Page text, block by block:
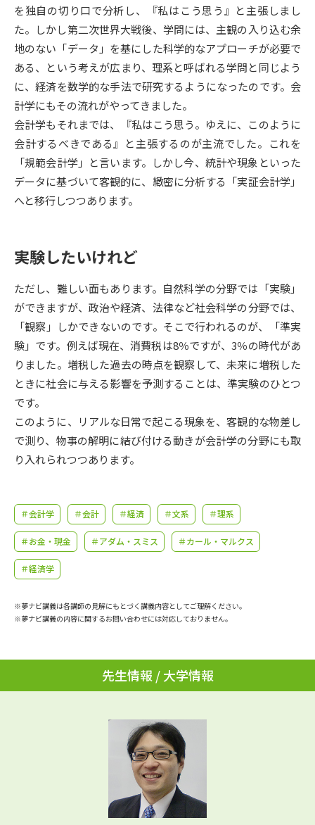
SELFBRAND特集ページ
オープンキャンパスなどを調べる
オープンキャンパス検索 実施プログラムから探す
来場型・Web型イベント特集 夢ナビライブ
受験準備
志望校・出願校を調べる
併願校選び 受験スケジュールを立てよう
先輩が入学を決めた理由 テレメール全国一斉進学調査
新生活お役立ちガイド
学問発見 学問検索
学問のミニ講義「夢ナビ講義」 学問分野解説
学問の教科書 夢ナビライブ
資料の料金の
受付内容・発送状況の確認
テレメール進学カタログ
訂正のご案内
を独自の切り口で分析し、『私はこう思う』と主張しまし
た。しかし第二次世界大戦後、学問には、主観の入り込む余
地のない「データ」を基にした科学的なアプローチが必要で
ある、という考えが広まり、理系と呼ばれる学問と同じよう
に、経済を数学的な手法で研究するようになったのです。会
計学にもその流れがやってきました。
会計学もそれまでは、『私はこう思う。ゆえに、このように
会計するべきである』と主張するのが主流でした。これを
「規範会計学」と言います。しかし今、統計や現象といった
データに基づいて客観的に、緻密に分析する「実証会計学」
へと移行しつつあります。
実験したいけれど
ただし、難しい面もあります。自然科学の分野では「実験」
ができますが、政治や経済、法律など社会科学の分野では、
「観察」しかできないのです。そこで行われるのが、「準実
験」です。例えば現在、消費税は8％ですが、3％の時代があ
りました。増税した過去の時点を観察して、未来に増税した
ときに社会に与える影響を予測することは、準実験のひとつ
です。
このように、リアルな日常で起こる現象を、客観的な物差し
で測り、物事の解明に結び付ける動きが会計学の分野にも取
り入れられつつあります。
＃会計学 ＃会計 ＃経済 ＃文系 ＃理系
＃お金・現金 ＃アダム・スミス ＃カール・マルクス
＃経済学
※夢ナビ講義は各講師の見解にもとづく講義内容としてご理解ください。
※夢ナビ講義の内容に関するお問い合わせには対応しておりません。
先生情報 / 大学情報